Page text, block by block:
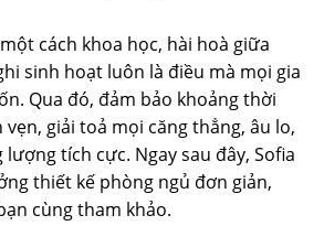
một cách khoa học, hài hoà giữa
sinh hoạt luôn là điều mà mọi gia
Qua đó, đảm bảo khoảng thời
giải toả mọi căng thẳng, âu lo,
tích cực. Ngay sau đây, Sofia
thiết kế phòng ngủ đơn giản,
cùng tham khảo.